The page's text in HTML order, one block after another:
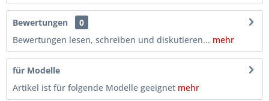
Bewertungen
0
Bewertungen lesen, schreiben und diskutieren... mehr
für Modelle
Artikel ist für folgende Modelle geeignet mehr